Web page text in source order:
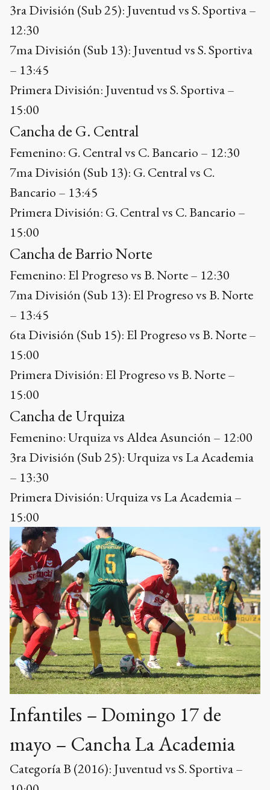
3ra División (Sub 25): Juventud vs S. Sportiva –
12:30
7ma División (Sub 13): Juventud vs S. Sportiva
– 13:45
Primera División: Juventud vs S. Sportiva –
15:00
Cancha de G. Central
Femenino: G. Central vs C. Bancario – 12:30
7ma División (Sub 13): G. Central vs C.
Bancario – 13:45
Primera División: G. Central vs C. Bancario –
15:00
Cancha de Barrio Norte
Femenino: El Progreso vs B. Norte – 12:30
7ma División (Sub 13): El Progreso vs B. Norte
– 13:45
6ta División (Sub 15): El Progreso vs B. Norte –
15:00
Primera División: El Progreso vs B. Norte –
15:00
Cancha de Urquiza
Femenino: Urquiza vs Aldea Asunción – 12:00
3ra División (Sub 25): Urquiza vs La Academia
– 13:30
Primera División: Urquiza vs La Academia –
15:00
Infantiles – Domingo 17 de
mayo – Cancha La Academia
Categoría B (2016): Juventud vs S. Sportiva –